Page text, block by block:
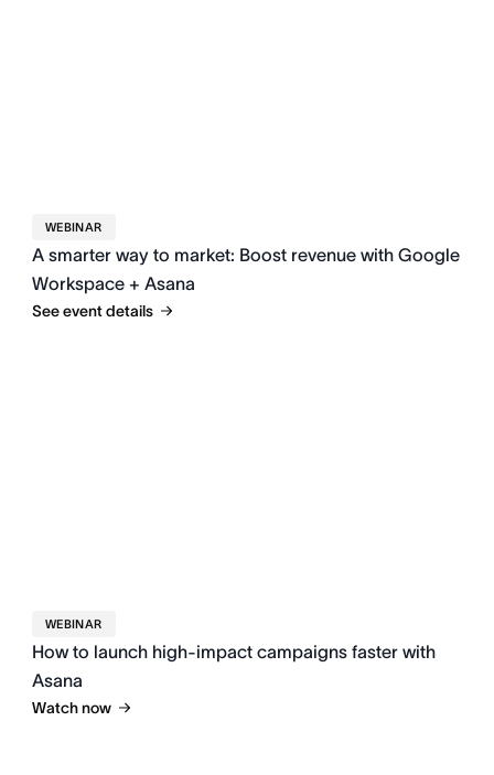
WEBINAR
A smarter way to market: Boost revenue with Google
Workspace + Asana
See event details
WEBINAR
How to launch high-impact campaigns faster with
Asana
Watch now